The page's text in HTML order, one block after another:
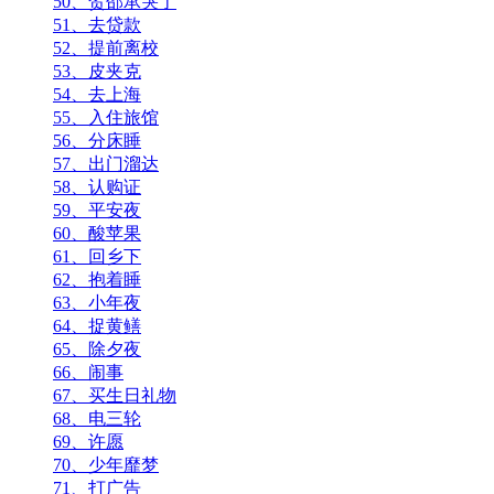
51、去贷款
52、提前离校
53、皮夹克
54、去上海
55、入住旅馆
56、分床睡
57、出门溜达
58、认购证
59、平安夜
60、酸苹果
61、回乡下
62、抱着睡
63、小年夜
64、捉黄鳝
65、除夕夜
66、闹事
67、买生日礼物
68、电三轮
69、许愿
70、少年靡梦
71、打广告